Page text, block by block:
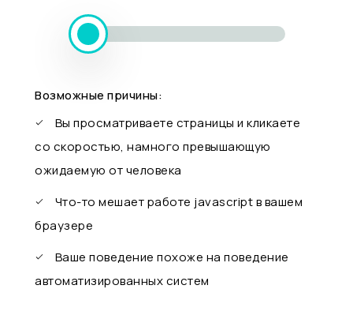
Возможные причины:
Вы просматриваете страницы и кликаете
со скоростью, намного превышающую
ожидаемую от человека
Что-то мешает работе javascript в вашем
браузере
Ваше поведение похоже на поведение
автоматизированных систем